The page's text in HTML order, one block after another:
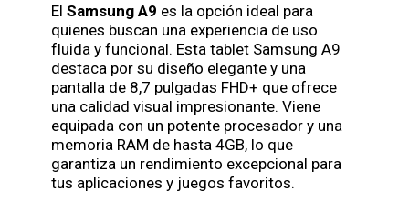
El Samsung A9 es la opción ideal para
quienes buscan una experiencia de uso
fluida y funcional. Esta tablet Samsung A9
destaca por su diseño elegante y una
pantalla de 8,7 pulgadas FHD+ que ofrece
una calidad visual impresionante. Viene
equipada con un potente procesador y una
memoria RAM de hasta 4GB, lo que
garantiza un rendimiento excepcional para
tus aplicaciones y juegos favoritos.